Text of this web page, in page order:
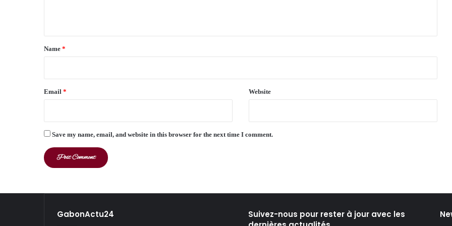
*
Name *
Email * Website
Save my name, email, and website in this browser for the next time I comment.
GabonActu24
Suivez-nous pour rester à jour avec les